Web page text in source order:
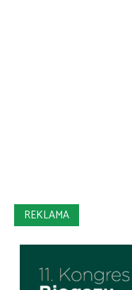
REKLAMA